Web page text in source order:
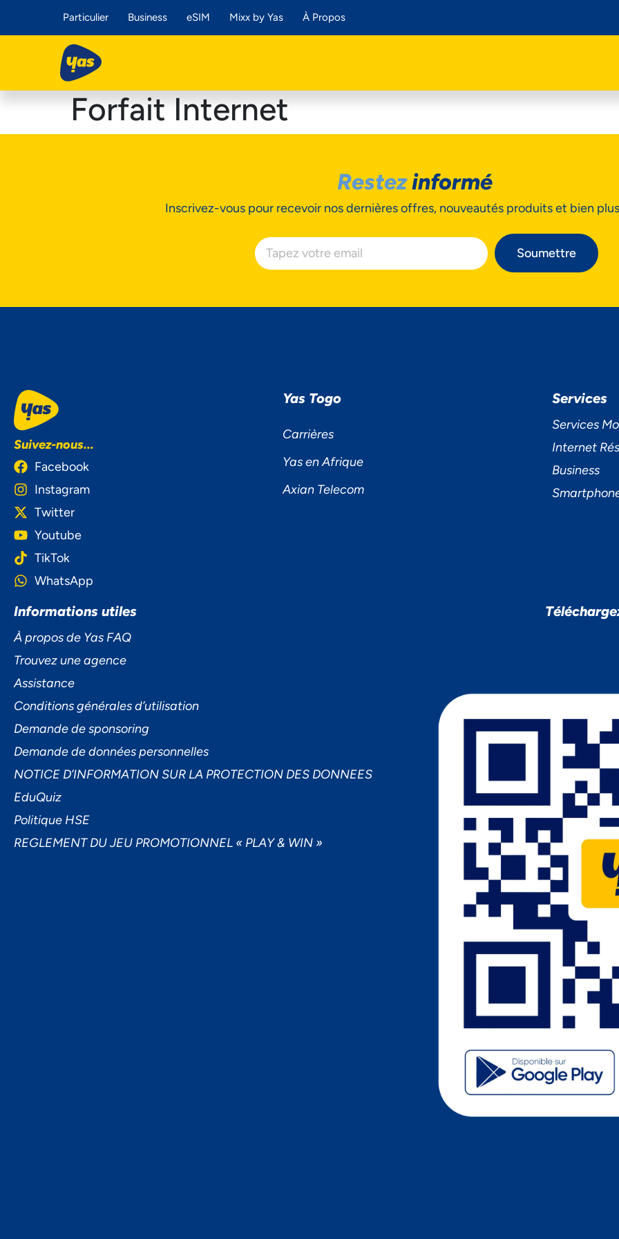
Particulier Business eSIM Mixx by Yas À Propos
Forfait Internet
Restezinformé
Inscrivez-vous pour recevoir nos dernières offres, nouveautés produits et bien
Soumettre
Suivez-nous...
Facebook
Instagram
Twitter
Youtube
TikTok
WhatsApp
Yas Togo
Carrières
Yas en Afrique
Axian Telecom
Services
Services
Internet
Business
Informations utiles
À propos de Yas FAQ
Trouvez une agence
Assistance
Conditions générales d’utilisation
Demande de sponsoring
Demande de données personnelles
NOTICE D’INFORMATION SUR LA PROTECTION DES DONNEES
EduQuiz
Politique HSE
REGLEMENT DU JEU PROMOTIONNEL « PLAY & WIN »
Accepter